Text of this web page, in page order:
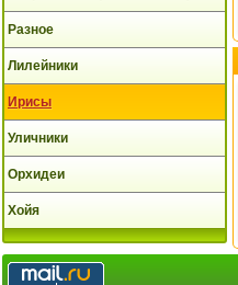
Разное
Лилейники
Ирисы
Уличники
Орхидеи
Хойя